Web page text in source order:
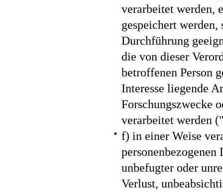
verarbeitet werden,
gespeichert
Durchführung
die von dieser
betroffenen Person
Interesse liegende
Forschungszwecke
verarbeitet werden
f) in einer Weise
unbefugter oder
Verlust,